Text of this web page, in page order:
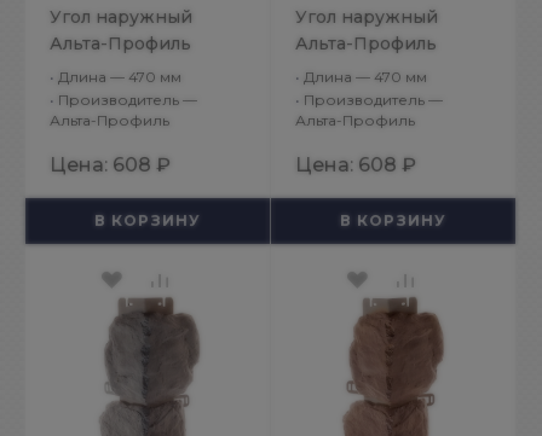
Угол наружный
Альта-Профиль
Бутовый камень
Греческий
• Длина — 470 мм
• Производитель —
Альта-Профиль
Цена: 608 ₽
В КОРЗИНУ
Угол наружный
Альта-Профиль
Бутовый камень
Нормандский
• Длина — 470 мм
• Производитель —
Альта-Профиль
Цена: 608 ₽
В КОРЗИНУ